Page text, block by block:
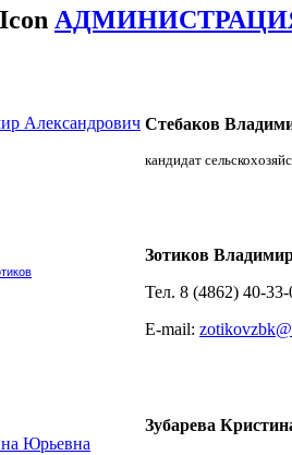
Стебаков
кандидат
Зотиков
Тел. 8 (4862) 40-33-
E-mail:
Зубарева